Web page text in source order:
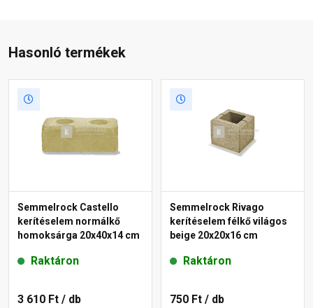
Hasonló termékek
Semmelrock Castello
kerítéselem normálkő
homoksárga 20x40x14 cm
Raktáron
3 610 Ft / db
Semmelrock Rivago
kerítéselem félkő világos
beige 20x20x16 cm
Raktáron
750 Ft / db